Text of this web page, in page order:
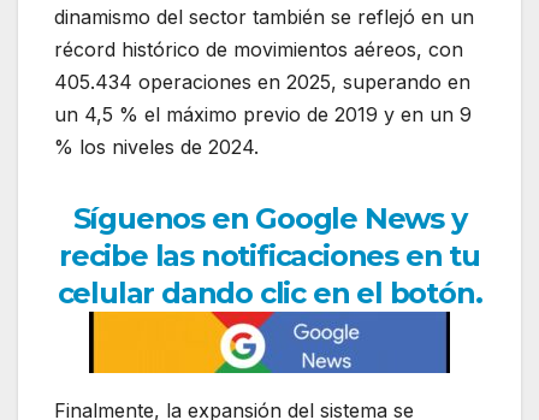
dinamismo del sector también se reflejó en un
récord histórico de movimientos aéreos, con
405.434 operaciones en 2025, superando en
un 4,5 % el máximo previo de 2019 y en un 9
% los niveles de 2024.
Síguenos en Google News y
recibe las notificaciones en tu
celular dando clic en el botón.
Finalmente, la expansión del sistema se